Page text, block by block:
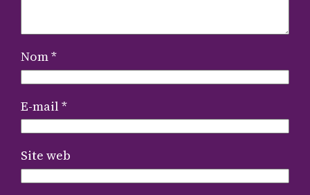
Nom*
E-mail*
Site web